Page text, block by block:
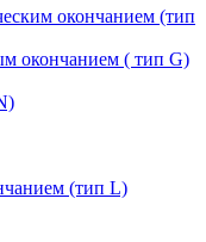
окончанием (тип
окончанием ( тип G)
(тип L)